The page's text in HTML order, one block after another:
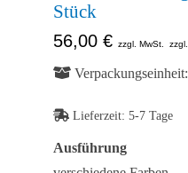
Stück
56,00 € zzgl. MwSt.
Verpackungseinheit:
Lieferzeit: 5-7 Tage
Ausführung